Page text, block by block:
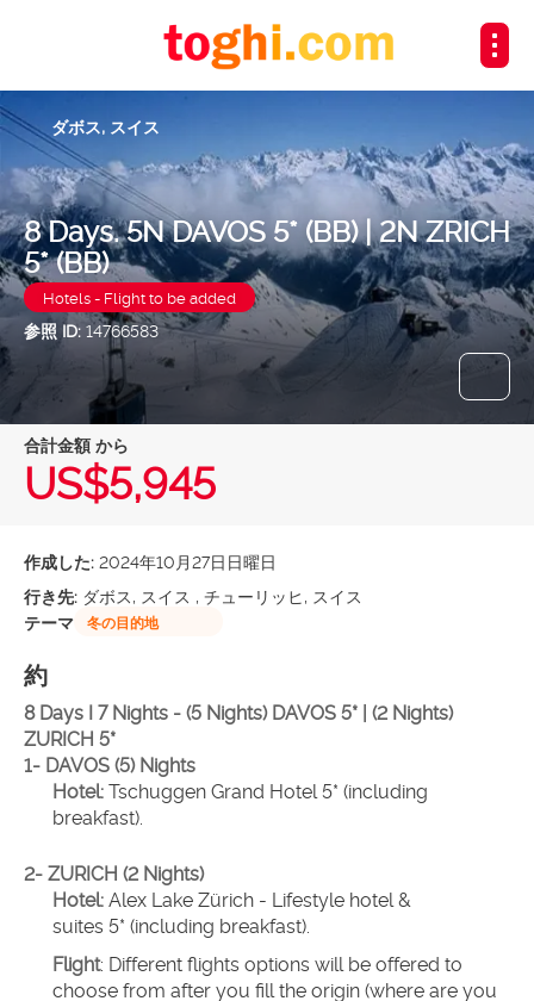
8 Days. 5N DAVOS 5* (BB) | 2N ZRICH
5* (BB)
Hotels - Flight to be added
参照 ID: 14766583
ダボス, スイス
合計金額 から
US$5,945
作成した: 2024年10月27日日曜日
行き先: ダボス, スイス , チューリッヒ, スイス
テーマ
冬の目的地
約
8 Days I 7 Nights - (5 Nights) DAVOS 5* | (2 Nights)
ZURICH 5*
1- DAVOS (5) Nights
Hotel: Tschuggen Grand Hotel 5* (including
breakfast).
2- ZURICH (2 Nights)
Hotel: Alex Lake Zürich - Lifestyle hotel &
suites 5* (including breakfast).
Flight: Different flights options will be offered to
choose from after you fill the origin (where are you